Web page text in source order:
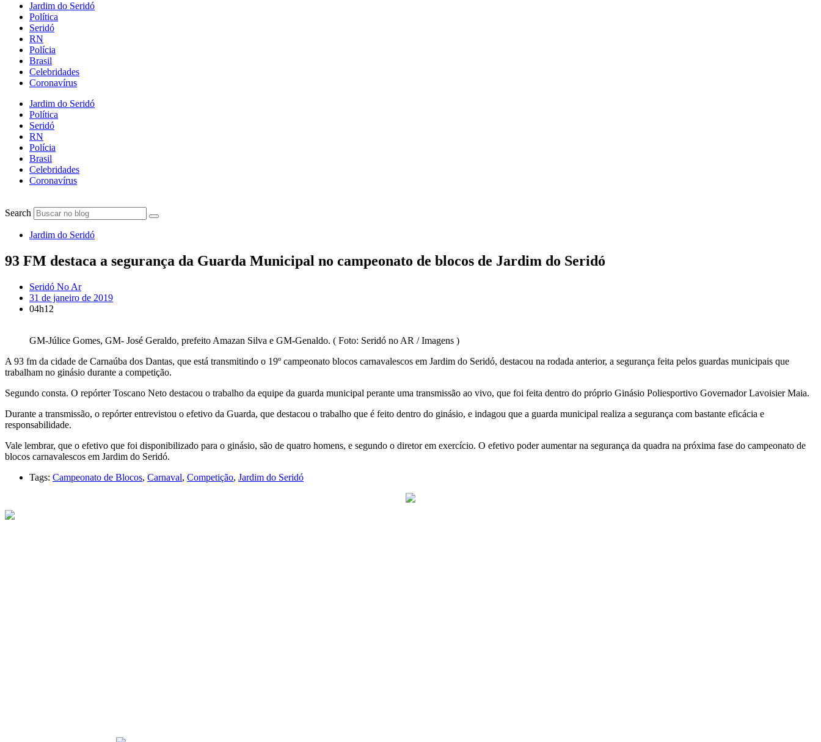
Jardim do Seridó
Política
Seridó
RN
Polícia
Brasil
Celebridades
Coronavírus
Jardim do Seridó
Política
Seridó
RN
Polícia
Brasil
Celebridades
Coronavírus
Search
Jardim do Seridó
93 FM destaca a segurança da Guarda Municipal no campeonato de blocos de Jardim do Seridó
Seridó No Ar
31 de janeiro de 2019
04h12
GM-Júlice Gomes, GM- José Geraldo, prefeito Amazan Silva e GM-Genaldo. ( Foto: Seridó no AR / Imagens )
A 93 fm da cidade de Carnaúba dos Dantas, que está transmitindo o 19º campeonato blocos carnavalescos em Jardim do Seridó, destacou na rodada anterior, a segurança feita pelos guardas municipais que
trabalham no ginásio durante a competição.
Segundo consta. O repórter Toscano Neto destacou o trabalho da equipe da guarda municipal perante uma transmissão ao vivo, que foi feita dentro do próprio Ginásio Poliesportivo Governador Lavoisier Maia.
Durante a transmissão, o repórter entrevistou o efetivo da Guarda, que destacou o trabalho que é feito dentro do ginásio, e indagou que a guarda municipal realiza a segurança com bastante eficácia e
responsabilidade.
Vale lembrar, que o efetivo que foi disponibilizado para o ginásio, são de quatro homens, e segundo o diretor em exercício. O efetivo poder aumentar na segurança da quadra na próxima fase do campeonato de
blocos carnavalescos em Jardim do Seridó.
Tags: Campeonato de Blocos, Carnaval, Competição, Jardim do Seridó